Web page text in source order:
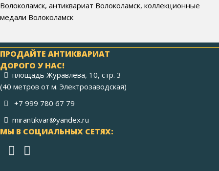
Волоколамск, антиквариат Волоколамск, коллекционные
медали Волоколамск
ПРОДАЙТЕ АНТИКВАРИАТ
ДОРОГО У НАС!
площадь Журавлёва, 10, стр. 3
(40 метров от м. Электрозаводская)
+7 999 780 67 79
mirantikvar@yandex.ru
МЫ В СОЦИАЛЬНЫХ СЕТЯХ: